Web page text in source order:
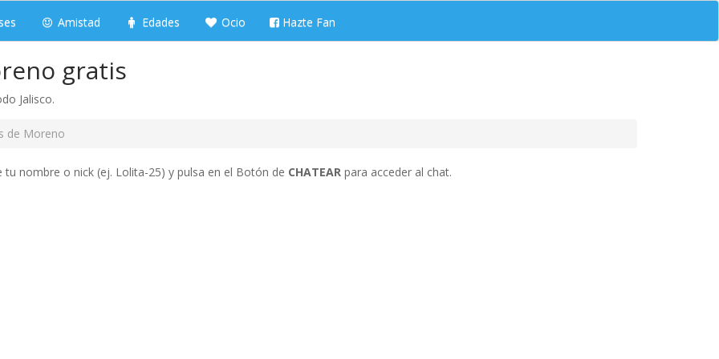
Amistad Edades Ocio Hazte Fan
gratis
Jalisco.
de Moreno
nombre o nick (ej. Lolita-25) y pulsa en el Botón de CHATEAR para acceder al chat.